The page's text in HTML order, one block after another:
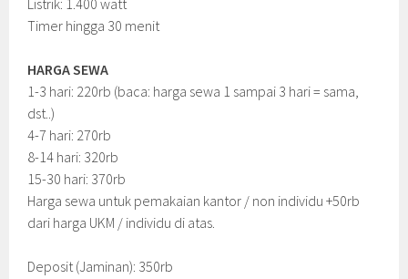
Timer hingga 30 menit
HARGA SEWA
1-3 hari: 220rb (baca: harga sewa 1 sampai 3 hari = sama,
dst..)
4-7 hari: 270rb
8-14 hari: 320rb
15-30 hari: 370rb
Harga sewa untuk pemakaian kantor / non individu +50rb
dari harga UKM / individu di atas.
Deposit (Jaminan): 350rb